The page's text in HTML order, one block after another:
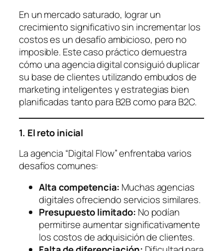
En un mercado saturado, lograr un
crecimiento significativo sin incrementar los
costos es un desafío ambicioso, pero no
imposible. Este caso práctico demuestra
cómo una agencia digital consiguió duplicar
su base de clientes utilizando embudos de
marketing inteligentes y estrategias bien
planificadas tanto para B2B como para B2C.
1. El reto inicial
La agencia “Digital Flow” enfrentaba varios
desafíos comunes:
Alta competencia: Muchas agencias
digitales ofreciendo servicios similares.
Presupuesto limitado: No podían
permitirse aumentar significativamente
los costos de adquisición de clientes.